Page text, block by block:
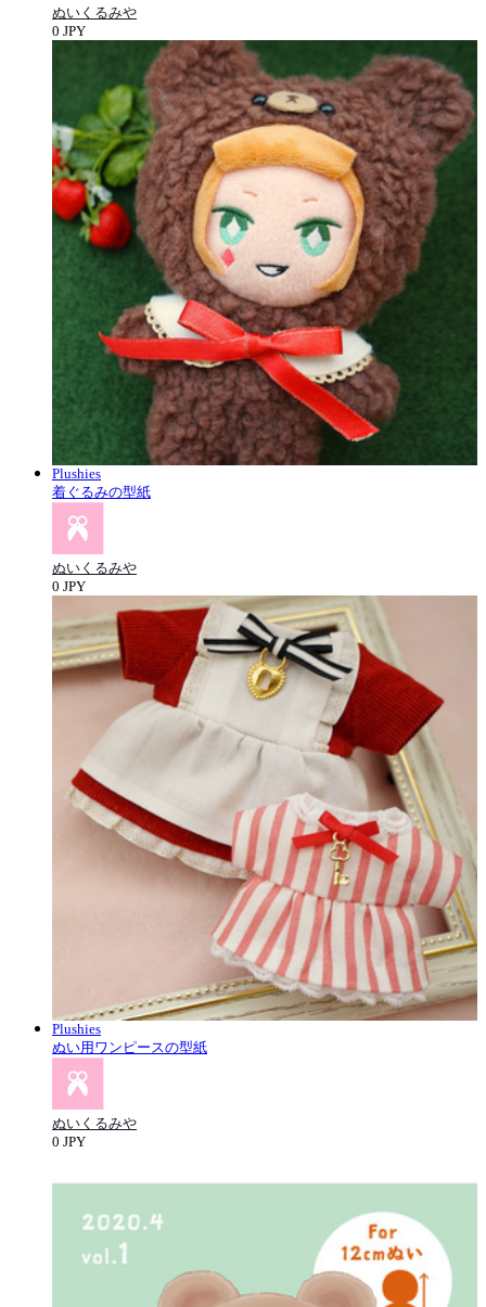
ぬいくるみや
0 JPY
Plushies
着ぐるみの型紙
ぬいくるみや
0 JPY
Plushies
ぬい用ワンピースの型紙
ぬいくるみや
0 JPY